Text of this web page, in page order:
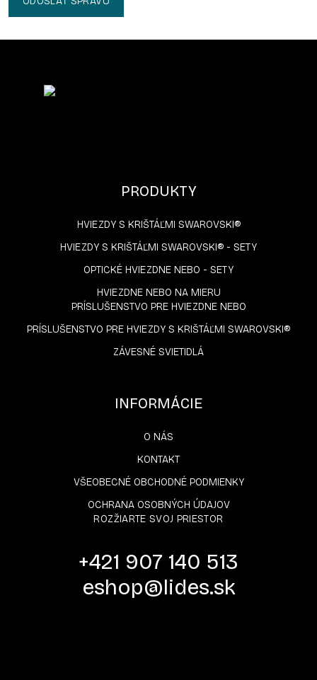
PRODUKTY
HVIEZDY S KRIŠTÁĽMI SWAROVSKI®
HVIEZDY S KRIŠTÁĽMI SWAROVSKI® - SETY
OPTICKÉ HVIEZDNE NEBO - SETY
HVIEZDNE NEBO NA MIERU
PRÍSLUŠENSTVO PRE HVIEZDNE NEBO
PRÍSLUŠENSTVO PRE HVIEZDY S KRIŠTÁĽMI SWAROVSKI®
ZÁVESNÉ SVIETIDLÁ
INFORMÁCIE
O NÁS
KONTAKT
VŠEOBECNÉ OBCHODNÉ PODMIENKY
OCHRANA OSOBNÝCH ÚDAJOV
ROZŽIARTE SVOJ PRIESTOR
+421 907 140 513
eshop@lides.sk